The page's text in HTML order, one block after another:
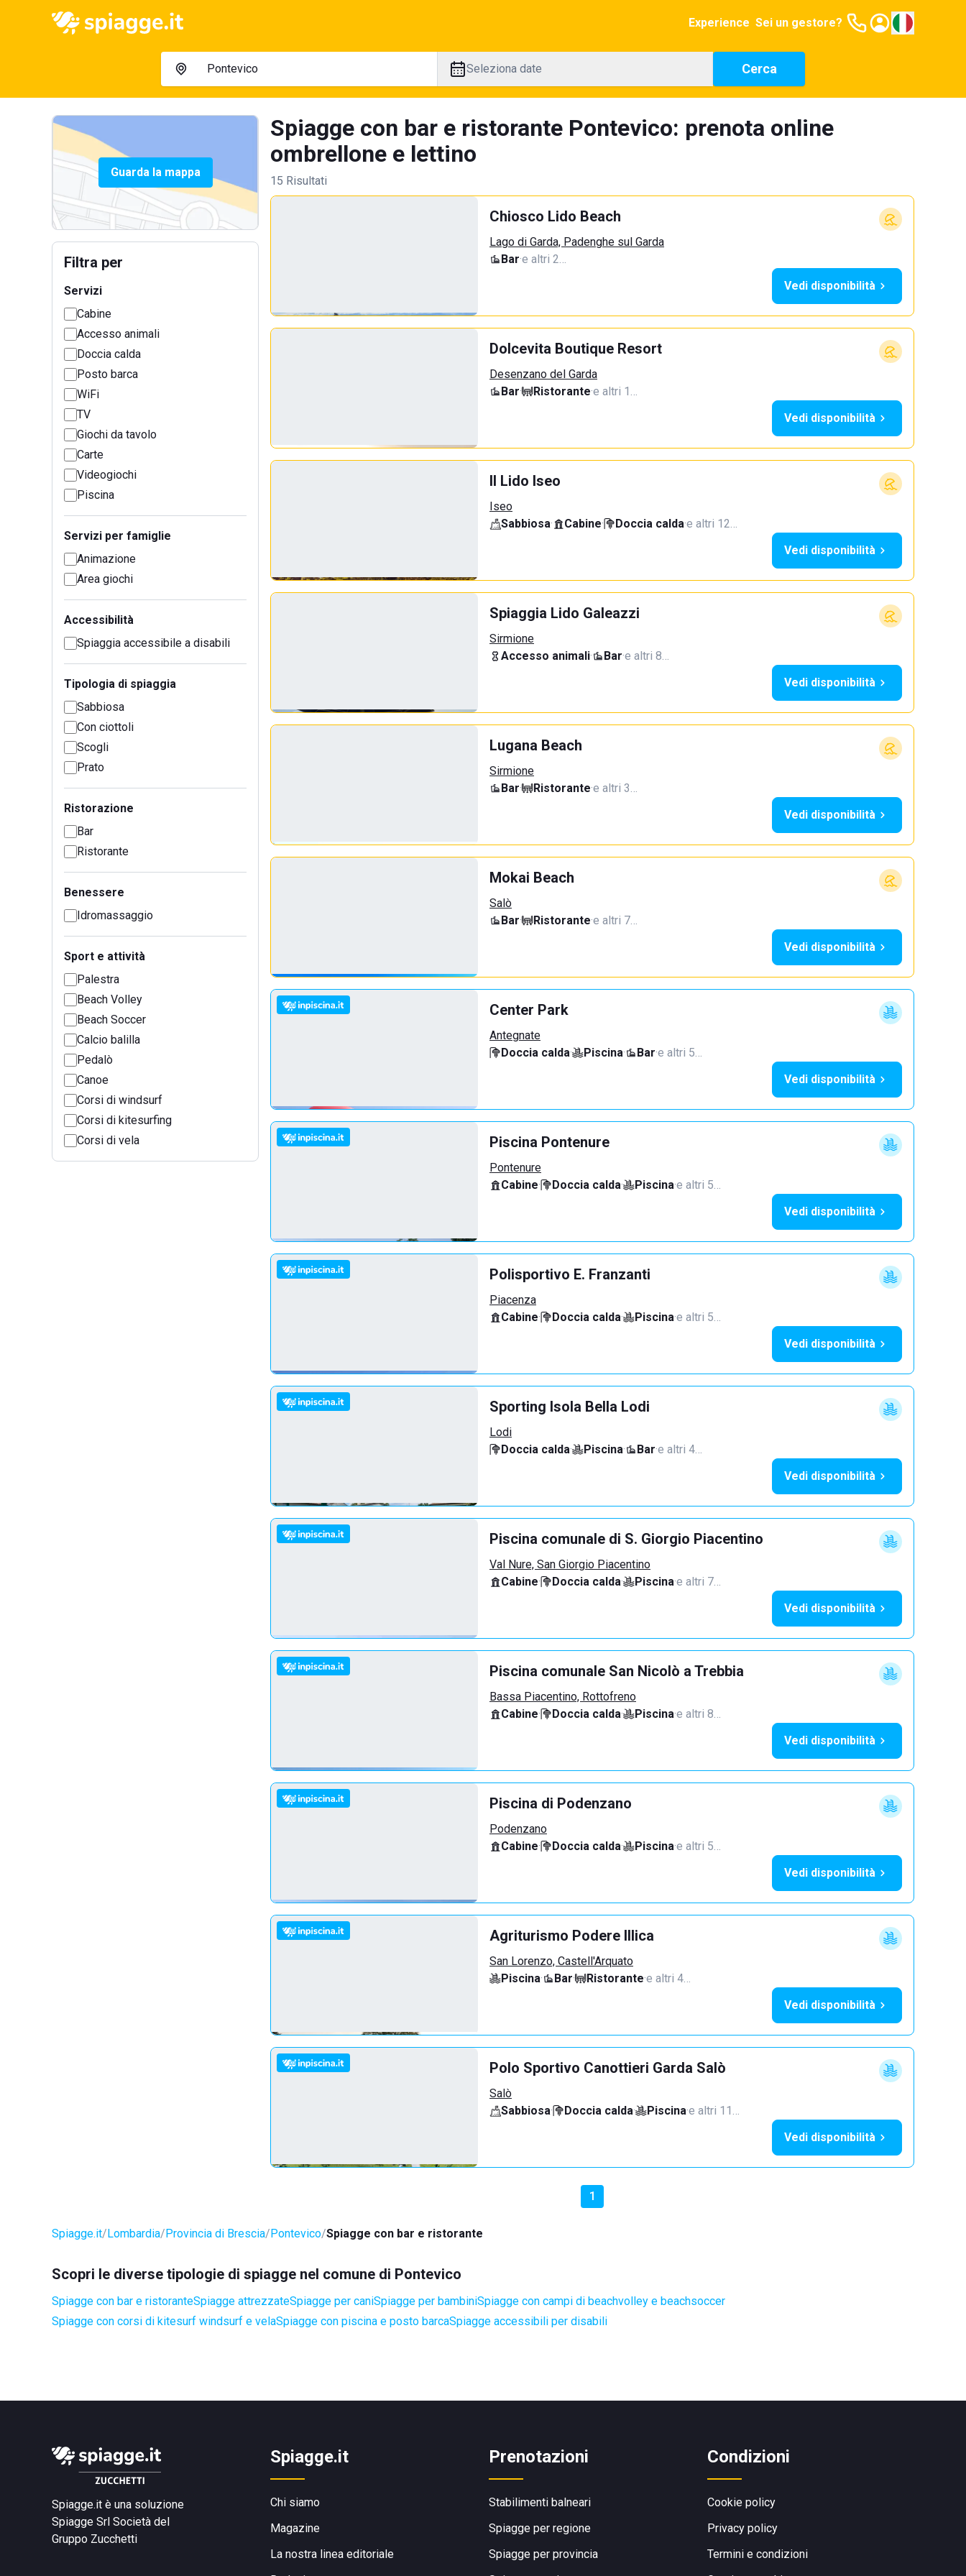
Experience Sei un gestore?
Seleziona date Cerca
Guarda la mappa
Filtra per
Servizi
Cabine
Accesso animali
Doccia calda
Posto barca
WiFi
TV
Giochi da tavolo
Carte
Videogiochi
Piscina
Servizi per famiglie
Animazione
Area giochi
Accessibilità
Spiaggia accessibile a disabili
Tipologia di spiaggia
Sabbiosa
Con ciottoli
Scogli
Prato
Ristorazione
Bar
Ristorante
Benessere
Idromassaggio
Sport e attività
Palestra
Beach Volley
Beach Soccer
Calcio balilla
Pedalò
Canoe
Corsi di windsurf
Corsi di kitesurfing
Corsi di vela
Spiagge con bar e ristorante Pontevico: prenota online
ombrellone e lettino
15 Risultati
Chiosco Lido Beach
Lago di Garda, Padenghe sul Garda
Bar·e altri 2…
Vedi disponibilità
Dolcevita Boutique Resort
Desenzano del Garda
Bar· Ristorante·e altri 1…
Vedi disponibilità
Il Lido Iseo
Iseo
Sabbiosa· Cabine· Doccia calda·e altri 12…
Vedi disponibilità
Spiaggia Lido Galeazzi
Sirmione
Accesso animali· Bar·e altri 8…
Vedi disponibilità
Lugana Beach
Sirmione
Bar· Ristorante·e altri 3…
Vedi disponibilità
Mokai Beach
Salò
Bar· Ristorante·e altri 7…
Vedi disponibilità
Center Park
Antegnate
Doccia calda· Piscina· Bar·e altri 5…
Vedi disponibilità
Piscina Pontenure
Pontenure
Cabine· Doccia calda· Piscina·e altri 5…
Vedi disponibilità
Polisportivo E. Franzanti
Piacenza
Cabine· Doccia calda· Piscina·e altri 5…
Vedi disponibilità
Sporting Isola Bella Lodi
Lodi
Doccia calda· Piscina· Bar·e altri 4…
Vedi disponibilità
Piscina comunale di S. Giorgio Piacentino
Val Nure, San Giorgio Piacentino
Cabine· Doccia calda· Piscina·e altri 7…
Vedi disponibilità
Piscina comunale San Nicolò a Trebbia
Bassa Piacentino, Rottofreno
Cabine· Doccia calda· Piscina·e altri 8…
Vedi disponibilità
Piscina di Podenzano
Podenzano
Cabine· Doccia calda· Piscina·e altri 5…
Vedi disponibilità
Agriturismo Podere Illica
San Lorenzo, Castell'Arquato
Piscina· Bar· Ristorante·e altri 4…
Vedi disponibilità
Polo Sportivo Canottieri Garda Salò
Salò
Sabbiosa· Doccia calda· Piscina·e altri 11…
Vedi disponibilità
1
Spiagge.it Lombardia Provincia di Brescia Pontevico Spiagge con bar e ristorante
Scopri le diverse tipologie di spiagge nel comune di Pontevico
Spiagge con bar e ristoranteSpiagge attrezzateSpiagge per caniSpiagge per bambiniSpiagge con campi di beachvolley e beachsoccer
Spiagge con corsi di kitesurf windsurf e velaSpiagge con piscina e posto barcaSpiagge accessibili per disabili
Spiagge.it è una soluzione
Spiagge Srl Società del
Gruppo Zucchetti
Spiagge.it
Chi siamo
Magazine
La nostra linea editoriale
Prenotazioni
Stabilimenti balneari
Spiagge per regione
Spiagge per provincia
Condizioni
Cookie policy
Privacy policy
Termini e condizioni